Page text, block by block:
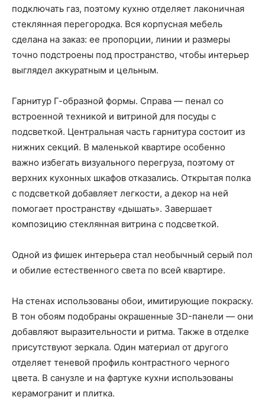
подключать газ, поэтому кухню отделяет лаконичная
стеклянная перегородка. Вся корпусная мебель
сделана на заказ: ее пропорции, линии и размеры
точно подстроены под пространство, чтобы интерьер
выглядел аккуратным и цельным.
Гарнитур Г-образной формы. Справа — пенал со
встроенной техникой и витриной для посуды с
подсветкой. Центральная часть гарнитура состоит из
нижних секций. В маленькой квартире особенно
важно избегать визуального перегруза, поэтому от
верхних кухонных шкафов отказались. Открытая полка
с подсветкой добавляет легкости, а декор на ней
помогает пространству «дышать». Завершает
композицию стеклянная витрина с подсветкой.
Одной из фишек интерьера стал необычный серый пол
и обилие естественного света по всей квартире.
На стенах использованы обои, имитирующие покраску.
В тон обоям подобраны окрашенные 3D-панели — они
добавляют выразительности и ритма. Также в отделке
присутствуют зеркала. Один материал от другого
отделяет теневой профиль контрастного черного
цвета. В санузле и на фартуке кухни использованы
керамогранит и плитка.